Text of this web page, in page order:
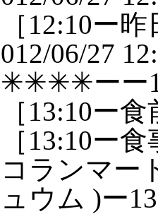
［12:10ー
012/06/27
✳✳✳✳ーー
［13:10ー
［13:10ー
コランマー
ュウム )ー